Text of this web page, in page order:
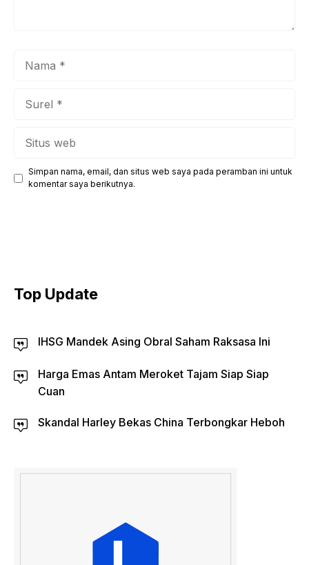
Simpan nama, email, dan situs web saya pada peramban ini untuk
komentar saya berikutnya.
Top Update
IHSG Mandek Asing Obral Saham Raksasa Ini
Harga Emas Antam Meroket Tajam Siap Siap
Cuan
Skandal Harley Bekas China Terbongkar Heboh